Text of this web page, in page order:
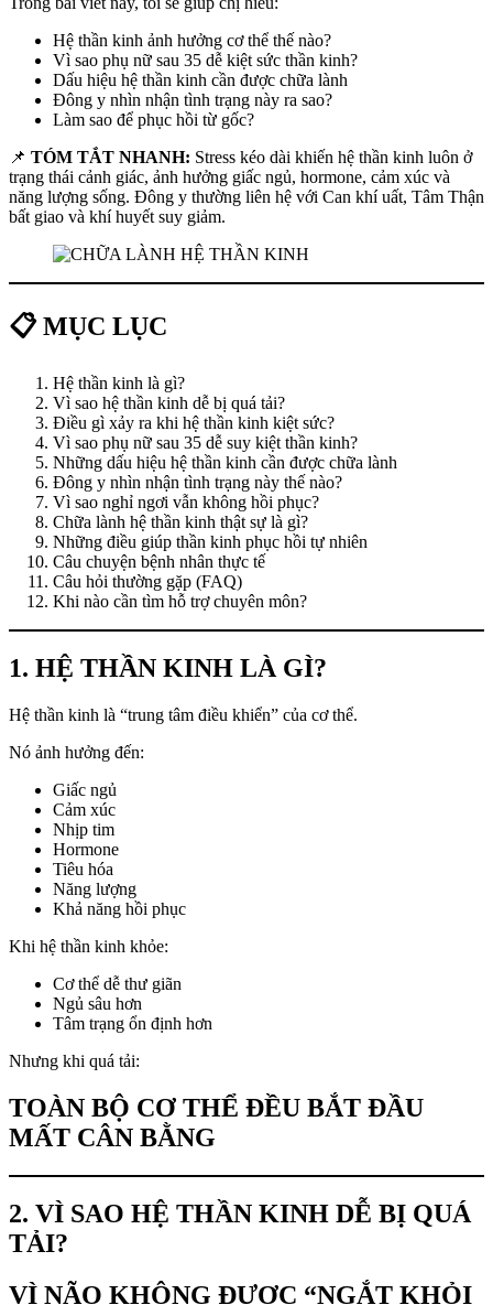
Hệ thần kinh ảnh hưởng cơ thể thế nào?
Vì sao phụ nữ sau 35 dễ kiệt sức thần kinh?
Dấu hiệu hệ thần kinh cần được chữa lành
Đông y nhìn nhận tình trạng này ra sao?
Làm sao để phục hồi từ gốc?
📌 TÓM TẮT NHANH: Stress kéo dài khiến hệ thần kinh luôn ở
trạng thái cảnh giác, ảnh hưởng giấc ngủ, hormone, cảm xúc và
năng lượng sống. Đông y thường liên hệ với Can khí uất, Tâm Thận
bất giao và khí huyết suy giảm.
📋 MỤC LỤC
Hệ thần kinh là gì?
Vì sao hệ thần kinh dễ bị quá tải?
Điều gì xảy ra khi hệ thần kinh kiệt sức?
Vì sao phụ nữ sau 35 dễ suy kiệt thần kinh?
Những dấu hiệu hệ thần kinh cần được chữa lành
Đông y nhìn nhận tình trạng này thế nào?
Vì sao nghỉ ngơi vẫn không hồi phục?
Chữa lành hệ thần kinh thật sự là gì?
Những điều giúp thần kinh phục hồi tự nhiên
Câu chuyện bệnh nhân thực tế
Câu hỏi thường gặp (FAQ)
Khi nào cần tìm hỗ trợ chuyên môn?
1. HỆ THẦN KINH LÀ GÌ?
Hệ thần kinh là “trung tâm điều khiển” của cơ thể.
Nó ảnh hưởng đến:
Giấc ngủ
Cảm xúc
Nhịp tim
Hormone
Tiêu hóa
Năng lượng
Khả năng hồi phục
Khi hệ thần kinh khỏe:
Cơ thể dễ thư giãn
Ngủ sâu hơn
Tâm trạng ổn định hơn
Nhưng khi quá tải:
TOÀN BỘ CƠ THỂ ĐỀU BẮT ĐẦU
MẤT CÂN BẰNG
2. VÌ SAO HỆ THẦN KINH DỄ BỊ QUÁ
TẢI?
VÌ NÃO KHÔNG ĐƯỢC “NGẮT KHỎI